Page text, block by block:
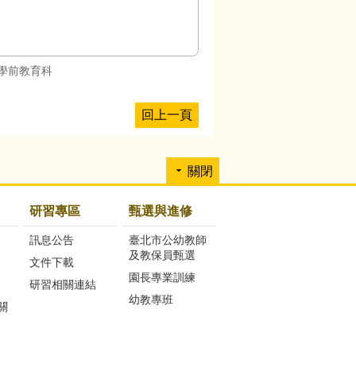
前教育科
回上一頁
關閉
研習專區
訊息公告
文件下載
研習相關連結
甄選與進修
臺北市公幼教師
及教保員甄選
園長專業訓練
幼教專班